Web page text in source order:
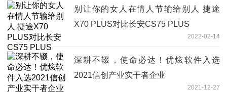
别让你的女人在情人节输给别人 捷途
X70 PLUS对比长安CS75 PLUS
2022-02-14
深耕不辍，使命必达！优炫软件入选
2021信创产业实干者企业
2021-12-27